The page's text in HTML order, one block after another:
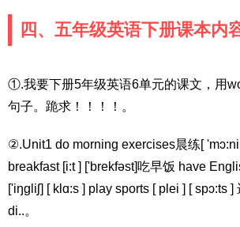
四、五年级英语下册课本内
①.我要下册5年级英语6单元的课文，用
句子。跪求！！！！。
②.Unit1 do morning exercises晨练[
breakfast [i:t ] ['brekfəst]吃早饭 have
['iŋgliʃ] [ klɑ:s ] play sports [ plei ] [ spɔ:ts
di..。